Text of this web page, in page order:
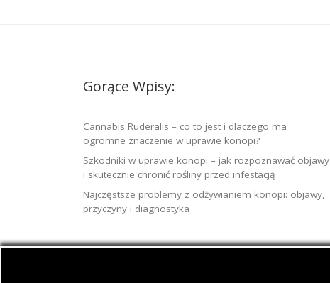
Gorące Wpisy:
Cannabis Ruderalis – co to jest i dlaczego ma
ogromne znaczenie w uprawie konopi?
Szkodniki w uprawie konopi – jak rozpoznawać objawy
i skutecznie chronić rośliny przed infestacją
Najczęstsze problemy z odżywianiem konopi: objawy,
przyczyny i diagnostyka